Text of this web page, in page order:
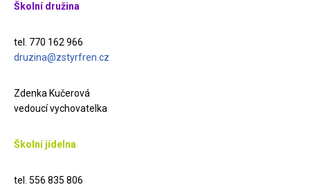
Školní družina
tel. 770 162 966
druzina@zstyrfren.cz
Zdenka Kučerová
vedoucí vychovatelka
Školní jídelna
tel. 556 835 806